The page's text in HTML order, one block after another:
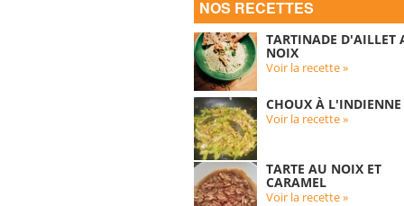
NOS RECETTES
TARTINADE D'AILLET
NOIX
Voir la recette »
CHOUX À L'INDIENNE
Voir la recette »
TARTE AU NOIX ET
CARAMEL
Voir la recette »